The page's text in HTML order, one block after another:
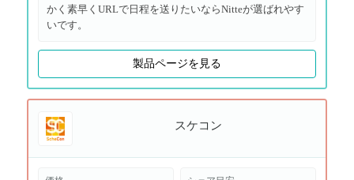
かく素早くURLで日程を送りたいならNitteが選ばれやす
いです。
製品ページを見る
スケコン